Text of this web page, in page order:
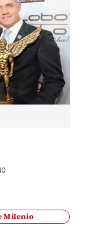
Milenio